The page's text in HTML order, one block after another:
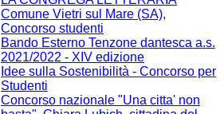
Comune Vietri sul Mare (SA),
Concorso studenti
Bando Esterno Tenzone dantesca a.s.
2021/2022 - XIV edizione
Idee sulla Sostenibilità - Concorso per
Studenti
Concorso nazionale "Una citta' non